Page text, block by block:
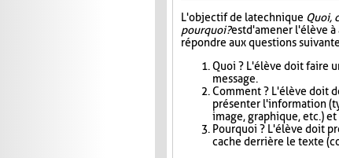
L'objectif de la technique Quoi,
pourquoi?est d'amener l'élève
répondre aux questions
Quoi ? L'élève doit faire
message.
Comment ? L'élève doit
présenter l'information
image, graphique, etc.)
Pourquoi ? L'élève doit
cache derrière le texte